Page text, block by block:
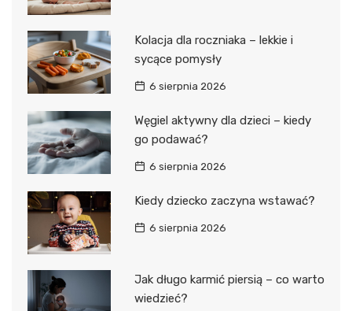
Kolacja dla roczniaka – lekkie i
sycące pomysły
6 sierpnia 2026
Węgiel aktywny dla dzieci – kiedy
go podawać?
6 sierpnia 2026
Kiedy dziecko zaczyna wstawać?
6 sierpnia 2026
Jak długo karmić piersią – co warto
wiedzieć?